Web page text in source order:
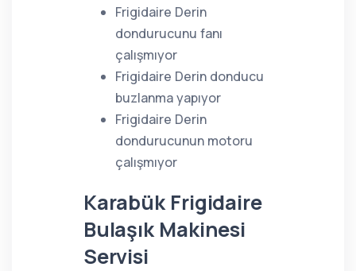
Frigidaire Derin
dondurucunu fanı
çalışmıyor
Frigidaire Derin donducu
buzlanma yapıyor
Frigidaire Derin
dondurucunun motoru
çalışmıyor
Karabük Frigidaire
Bulaşık Makinesi
Servisi